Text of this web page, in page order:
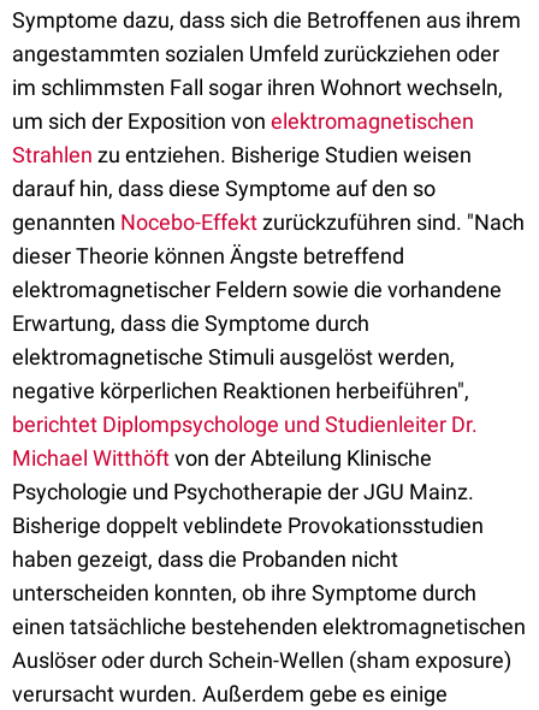
Symptome dazu, dass sich die Betroffenen aus ihrem
angestammten sozialen Umfeld zurückziehen oder
im schlimmsten Fall sogar ihren Wohnort wechseln,
um sich der Exposition von elektromagnetischen
Strahlen zu entziehen. Bisherige Studien weisen
darauf hin, dass diese Symptome auf den so
genannten Nocebo-Effektzurückzuführen sind. "Nach
dieser Theorie können Ängste betreffend
elektromagnetischer Feldern sowie die vorhandene
Erwartung, dass die Symptome durch
elektromagnetische Stimuli ausgelöst werden,
negative körperlichen Reaktionen herbeiführen",
berichtet Diplompsychologe und Studienleiter Dr.
Michael Witthöftvon der Abteilung Klinische
Psychologie und Psychotherapie der JGU Mainz.
Bisherige doppelt veblindete Provokationsstudien
haben gezeigt, dass die Probanden nicht
unterscheiden konnten, ob ihre Symptome durch
einen tatsächliche bestehenden elektromagnetischen
Auslöser oder durch Schein-Wellen (sham exposure)
verursacht wurden. Außerdem gebe es einige